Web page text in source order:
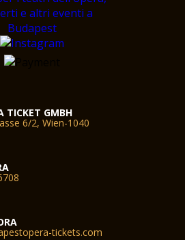
TICKET GMBH
6/2, Wien-1040
tickets.com